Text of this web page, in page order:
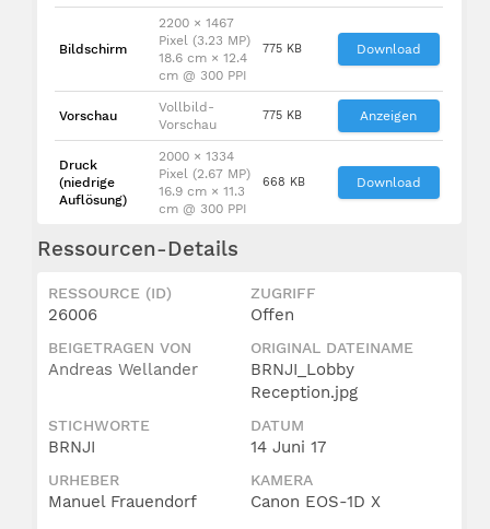
Bildschirm
2200 × 1467
Pixel (3.23 MP)
18.6 cm × 12.4
cm @ 300 PPI
775 KB Download
Vorschau
Vollbild-
Vorschau
775 KB Anzeigen
Druck
(niedrige
Auflösung)
2000 × 1334
Pixel (2.67 MP)
16.9 cm × 11.3
cm @ 300 PPI
668 KB Download
Ressourcen-Details
RESSOURCE (ID)
26006
ZUGRIFF
Offen
BEIGETRAGEN VON
Andreas Wellander
ORIGINAL DATEINAME
BRNJI_Lobby
Reception.jpg
STICHWORTE
BRNJI
DATUM
14 Juni 17
URHEBER
Manuel Frauendorf
KAMERA
Canon EOS-1D X